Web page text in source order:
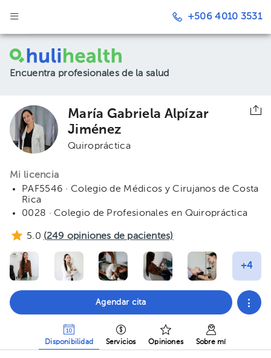
+506 4010 3531
Encuentra profesionales de la salud
María Gabriela Alpízar
Jiménez
Quiropráctica
Mi licencia
PAF5546 · Colegio de Médicos y Cirujanos de Costa
Rica
0028 · Colegio de Profesionales en Quiropráctica
5.0 (249 opiniones de pacientes)
Agendar cita
Disponibilidad Servicios Opiniones Sobre mí